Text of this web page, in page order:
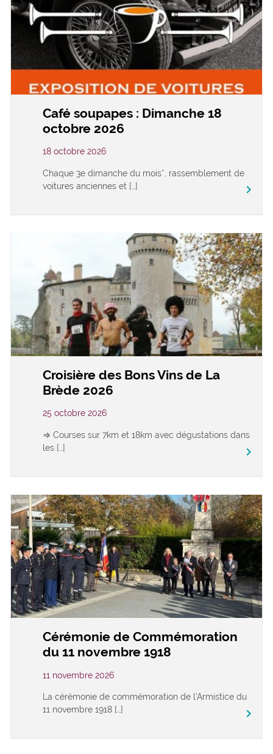
Café soupapes : Dimanche 18
octobre 2026
18 octobre 2026
Chaque 3e dimanche du mois*, rassemblement de
voitures anciennes et […]
keyboard_arrow_right
Croisière des Bons Vins de La
Brède 2026
25 octobre 2026
⇒ Courses sur 7km et 18km avec dégustations dans
les […]
keyboard_arrow_right
Cérémonie de Commémoration
du 11 novembre 1918
11 novembre 2026
La cérémonie de commémoration de l’Armistice du
11 novembre 1918 […]
keyboard_arrow_right